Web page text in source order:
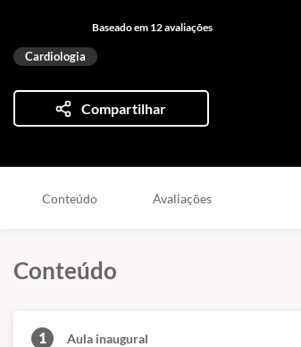
Baseado em 12 avaliações
Cardiologia
Compartilhar
Conteúdo Avaliações
Conteúdo
1 Aula inaugural